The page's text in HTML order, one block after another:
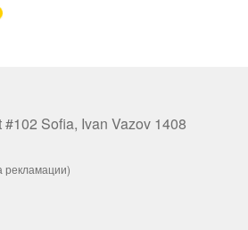
Sofia, Ivan Vazov 1408
рекламации)